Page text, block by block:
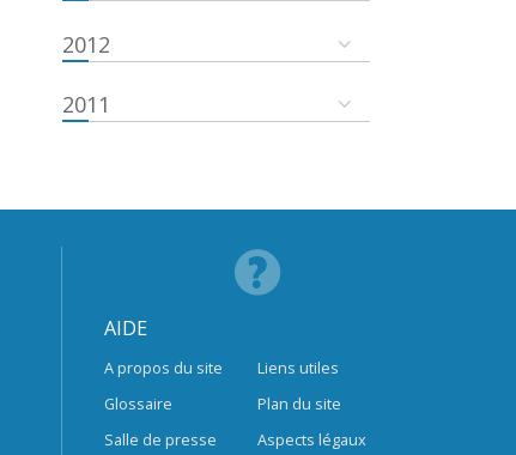
2012
2011
AIDE
A propos du site
Glossaire
Salle de presse
Liens utiles
Plan du site
Aspects légaux